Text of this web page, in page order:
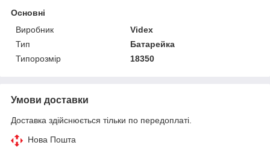
Основні
Виробник
Videx
Тип
Батарейка
Типорозмір
18350
Умови доставки
Доставка здійснюється тільки по передоплаті.
Нова Пошта